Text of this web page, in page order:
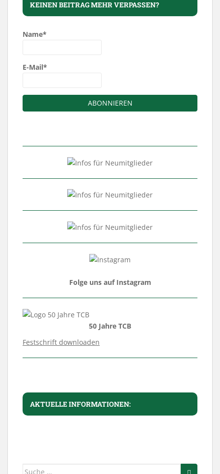
KEINEN BEITRAG MEHR VERPASSEN?
Name*
E-Mail*
Folge uns auf Instagram
50 Jahre TCB
Festschrift downloaden
AKTUELLE INFORMATIONEN:
Suche